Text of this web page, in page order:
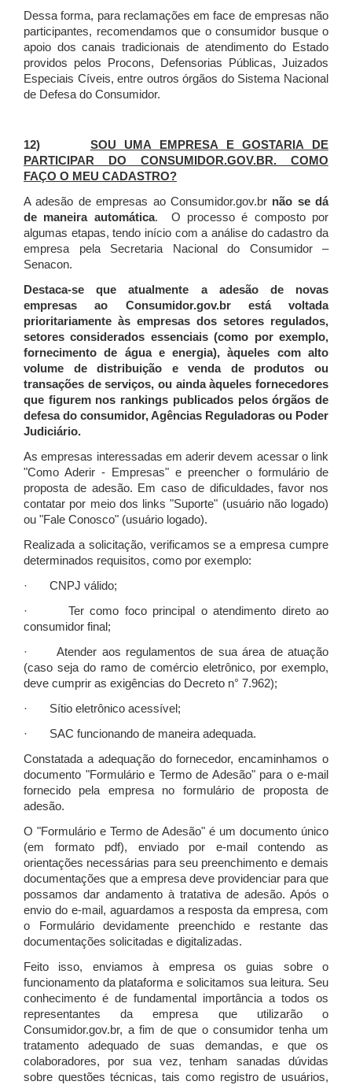
Dessa forma, para reclamações em face de empresas não
participantes, recomendamos que o consumidor busque o
apoio dos canais tradicionais de atendimento do Estado
providos pelos Procons, Defensorias Públicas, Juizados
Especiais Cíveis, entre outros órgãos do Sistema Nacional
de Defesa do Consumidor.
12) SOU UMA EMPRESA E GOSTARIA DE
PARTICIPAR DO CONSUMIDOR.GOV.BR. COMO
FAÇO O MEU CADASTRO?
A adesão de empresas ao Consumidor.gov.br não se dá
de maneira automática. O processo é composto por
algumas etapas, tendo início com a análise do cadastro da
empresa pela Secretaria Nacional do Consumidor –
Senacon.
Destaca-se que atualmente a adesão de novas
empresas ao Consumidor.gov.br está voltada
prioritariamente às empresas dos setores regulados,
setores considerados essenciais (como por exemplo,
fornecimento de água e energia), àqueles com alto
volume de distribuição e venda de produtos ou
transações de serviços, ou ainda àqueles fornecedores
que figurem nos rankings publicados pelos órgãos de
defesa do consumidor, Agências Reguladoras ou Poder
Judiciário.
As empresas interessadas em aderir devem acessar o link
"Como Aderir - Empresas" e preencher o formulário de
proposta de adesão. Em caso de dificuldades, favor nos
contatar por meio dos links "Suporte" (usuário não logado)
ou "Fale Conosco" (usuário logado).
Realizada a solicitação, verificamos se a empresa cumpre
determinados requisitos, como por exemplo:
· CNPJ válido;
· Ter como foco principal o atendimento direto ao
consumidor final;
· Atender aos regulamentos de sua área de atuação
(caso seja do ramo de comércio eletrônico, por exemplo,
deve cumprir as exigências do Decreto n° 7.962);
· Sítio eletrônico acessível;
· SAC funcionando de maneira adequada.
Constatada a adequação do fornecedor, encaminhamos o
documento "Formulário e Termo de Adesão" para o e-mail
fornecido pela empresa no formulário de proposta de
adesão.
O "Formulário e Termo de Adesão" é um documento único
(em formato pdf), enviado por e-mail contendo as
orientações necessárias para seu preenchimento e demais
documentações que a empresa deve providenciar para que
possamos dar andamento à tratativa de adesão. Após o
envio do e-mail, aguardamos a resposta da empresa, com
o Formulário devidamente preenchido e restante das
documentações solicitadas e digitalizadas.
Feito isso, enviamos à empresa os guias sobre o
funcionamento da plataforma e solicitamos sua leitura. Seu
conhecimento é de fundamental importância a todos os
representantes da empresa que utilizarão o
Consumidor.gov.br, a fim de que o consumidor tenha um
tratamento adequado de suas demandas, e que os
colaboradores, por sua vez, tenham sanadas dúvidas
sobre questões técnicas, tais como registro de usuários,